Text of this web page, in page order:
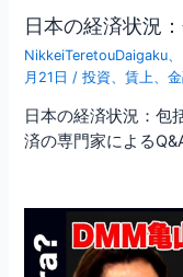
日本の経済状況
NikkeiTeretouDaigaku
月21日 /投資 、賃上 、
日本の経済状況：包
済の専門家による